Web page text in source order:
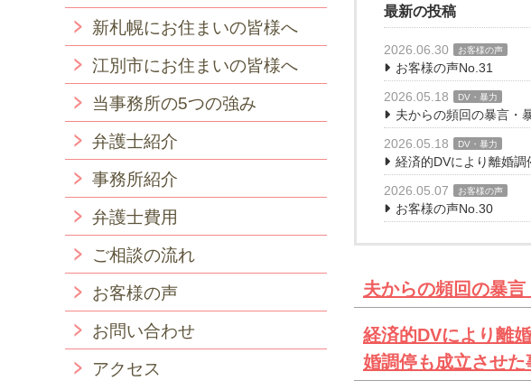
最新の投稿
2026.06.30 お客様の声
お客様の声No.31
2026.05.18
DV・暴力
夫からの頻回の暴言・
2026.05.18
DV・暴力
経済的DVにより離婚
2026.05.07
お客様の声
お客様の声No.30
夫からの頻回の暴
経済的DVにより離
婚調停も成立させた
新札幌にお住まいの皆様へ
江別市にお住まいの皆様へ
当事務所の5つの強み
弁護士紹介
事務所紹介
弁護士費用
ご相談の流れ
お客様の声
お問い合わせ
アクセス